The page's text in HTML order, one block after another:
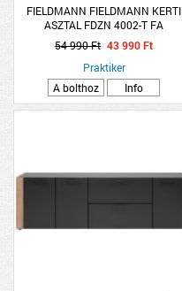
FIELDMANN FIELDMANN KERTI
ASZTAL FDZN 4002-T FA
150X90X75CM
54 990 Ft 43 990 Ft
Praktiker
A bolthoz
Info